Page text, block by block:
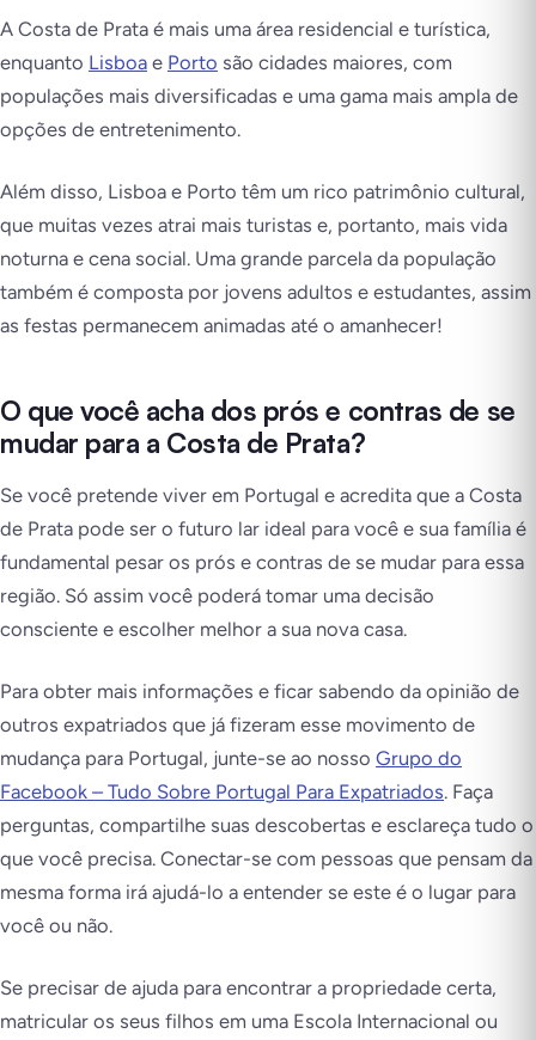
A Costa de Prata é mais uma área residencial e turística,
enquanto Lisboa e Porto são cidades maiores, com
populações mais diversificadas e uma gama mais ampla de
opções de entretenimento.
Além disso, Lisboa e Porto têm um rico patrimônio cultural,
que muitas vezes atrai mais turistas e, portanto, mais vida
noturna e cena social. Uma grande parcela da população
também é composta por jovens adultos e estudantes, assim
as festas permanecem animadas até o amanhecer!
O que você acha dos prós e contras de se
mudar para a Costa de Prata?
Se você pretende viver em Portugal e acredita que a Costa
de Prata pode ser o futuro lar ideal para você e sua família é
fundamental pesar os prós e contras de se mudar para essa
região. Só assim você poderá tomar uma decisão
consciente e escolher melhor a sua nova casa.
Para obter mais informações e ficar sabendo da opinião de
outros expatriados que já fizeram esse movimento de
mudança para Portugal, junte-se ao nosso Grupo do
Facebook – Tudo Sobre Portugal Para Expatriados. Faça
perguntas, compartilhe suas descobertas e esclareça tudo o
que você precisa. Conectar-se com pessoas que pensam da
mesma forma irá ajudá-lo a entender se este é o lugar para
você ou não.
Se precisar de ajuda para encontrar a propriedade certa,
matricular os seus filhos em uma Escola Internacional ou